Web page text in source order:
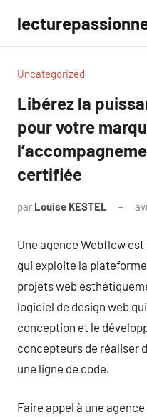
contenu
Uncategorized
Libérez la
pour votre
certifiée
par Louise KESTEL
Une agence Webflow
qui exploite la
projets web
logiciel de design web
conception et le
concepteurs de réaliser
une ligne de code.
Faire appel à une